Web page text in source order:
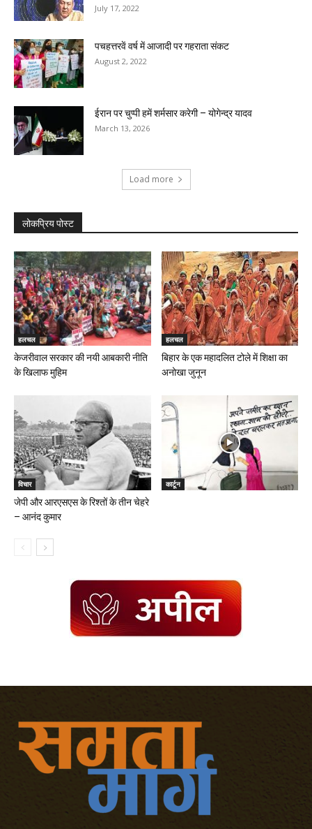
July 17, 2022
पचहत्तरवें वर्ष में आजादी पर गहराता संकट
August 2, 2022
ईरान पर चुप्पी हमें शर्मसार करेगी – योगेन्द्र यादव
March 13, 2026
Load more
लोकप्रिय पोस्ट
हलचल
केजरीवाल सरकार की नयी आबकारी नीति
के खिलाफ मुहिम
हलचल
बिहार के एक महादलित टोले में शिक्षा का
अनोखा जुनून
विचार
जेपी और आरएसएस के रिश्तों के तीन चेहरे
– आनंद कुमार
कार्टून